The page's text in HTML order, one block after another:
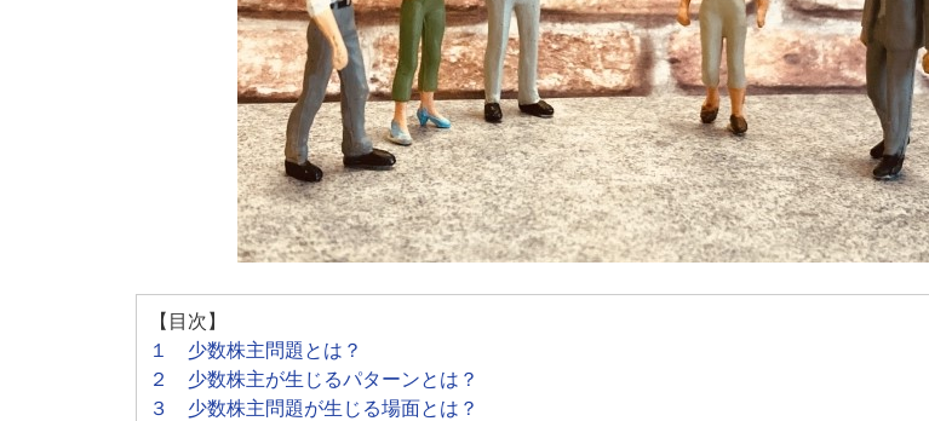
【目次】
１ 少数株主問題とは？
２ 少数株主が生じるパターンとは？
３ 少数株主問題が生じる場面とは？